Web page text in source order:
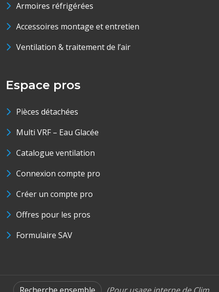
Armoires réfrigérées
Accessoires montage et entretien
Ventilation & traitement de l’air
Espace pros
Pièces détachées
Multi VRF – Eau Glacée
Catalogue ventilation
Connexion compte pro
Créer un compte pro
Offres pour les pros
Formulaire SAV